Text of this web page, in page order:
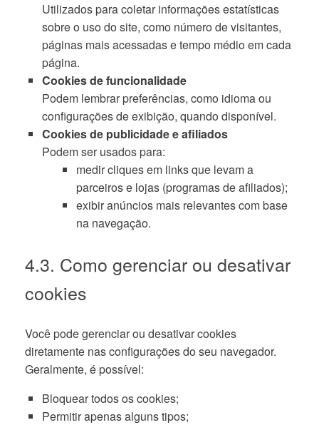
Utilizados para coletar informações estatísticas
sobre o uso do site, como número de visitantes,
páginas mais acessadas e tempo médio em cada
página.
Cookies de funcionalidade
Podem lembrar preferências, como idioma ou
configurações de exibição, quando disponível.
Cookies de publicidade e afiliados
Podem ser usados para:
medir cliques em links que levam a
parceiros e lojas (programas de afiliados);
exibir anúncios mais relevantes com base
na navegação.
4.3. Como gerenciar ou desativar
cookies
Você pode gerenciar ou desativar cookies
diretamente nas configurações do seu navegador.
Geralmente, é possível:
Bloquear todos os cookies;
Permitir apenas alguns tipos;